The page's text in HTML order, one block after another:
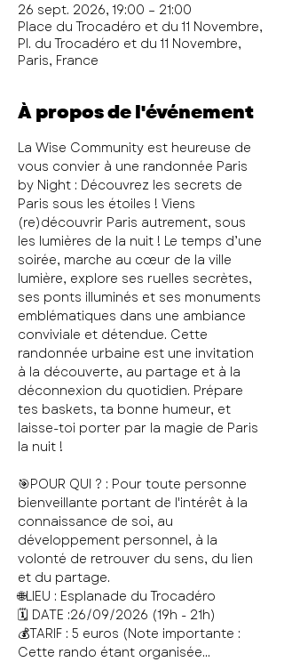
26 sept. 2026, 19:00 – 21:00
Place du Trocadéro et du 11 Novembre,
Pl. du Trocadéro et du 11 Novembre,
Paris, France
À propos de l'événement
La Wise Community est heureuse de
vous convier à une randonnée Paris
by Night : Découvrez les secrets de
Paris sous les étoiles ! Viens
(re)découvrir Paris autrement, sous
les lumières de la nuit ! Le temps d’une
soirée, marche au cœur de la ville
lumière, explore ses ruelles secrètes,
ses ponts illuminés et ses monuments
emblématiques dans une ambiance
conviviale et détendue. Cette
randonnée urbaine est une invitation
à la découverte, au partage et à la
déconnexion du quotidien. Prépare
tes baskets, ta bonne humeur, et
laisse-toi porter par la magie de Paris
la nuit !
🎯POUR QUI ? : Pour toute personne
bienveillante portant de l'intérêt à la
connaissance de soi, au
développement personnel, à la
volonté de retrouver du sens, du lien
et du partage.
🌐LIEU : Esplanade du Trocadéro
🗓️ DATE :26/09/2026 (19h - 21h)
💰TARIF : 5 euros (Note importante :
Cette rando étant organisée…